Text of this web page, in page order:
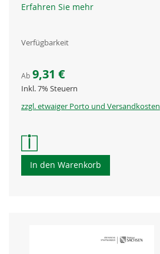
Erfahren Sie mehr
Verfügbarkeit
Ab 9,31 €
Inkl. 7% Steuern
zzgl. etwaiger Porto und Versandkosten
In den Warenkorb